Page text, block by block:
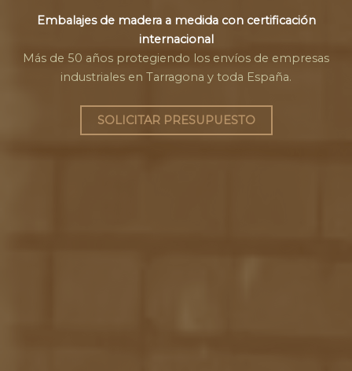
Embalajes de madera a medida con certificación
internacional
Más de 50 años protegiendo los envíos de empresas
industriales en Tarragona y toda España.
SOLICITAR PRESUPUESTO